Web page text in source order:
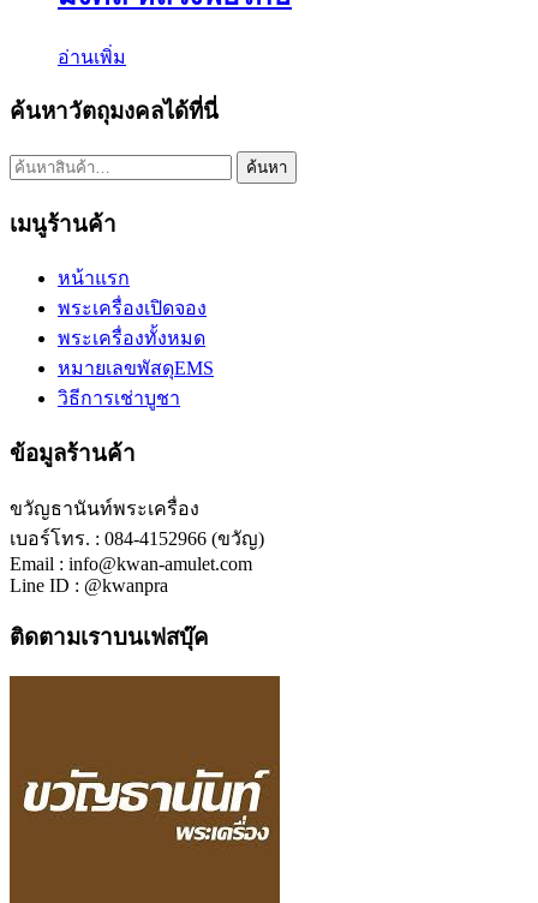
อ่านเพิ่ม
ค้นหาวัตถุมงคลได้ที่นี่
ค้นหา: ค้นหา
เมนูร้านค้า
หน้าแรก
พระเครื่องเปิดจอง
พระเครื่องทั้งหมด
หมายเลขพัสดุEMS
วิธีการเช่าบูชา
ข้อมูลร้านค้า
ขวัญธานันท์พระเครื่อง
เบอร์โทร. : 084-4152966 (ขวัญ)
Email : info@kwan-amulet.com
Line ID : @kwanpra
ติดตามเราบนเฟสบุ๊ค